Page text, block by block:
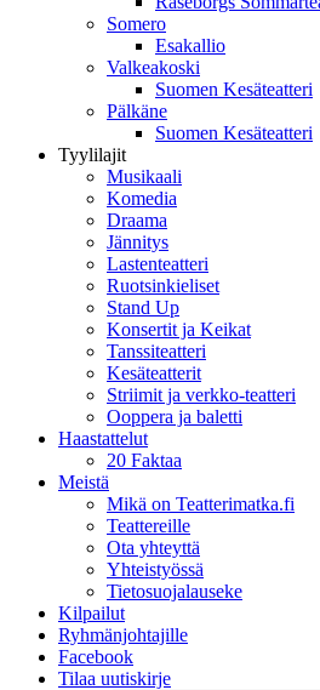
Somero
Esakallio
Valkeakoski
Suomen Kesäteatteri
Pälkäne
Suomen Kesäteatteri
Tyylilajit
Musikaali
Komedia
Draama
Jännitys
Lastenteatteri
Ruotsinkieliset
Stand Up
Konsertit ja Keikat
Tanssiteatteri
Kesäteatterit
Striimit ja verkko-teatteri
Ooppera ja baletti
Haastattelut
20 Faktaa
Meistä
Mikä on Teatterimatka.fi
Teattereille
Ota yhteyttä
Yhteistyössä
Tietosuojalauseke
Kilpailut
Ryhmänjohtajille
Facebook
Tilaa uutiskirje